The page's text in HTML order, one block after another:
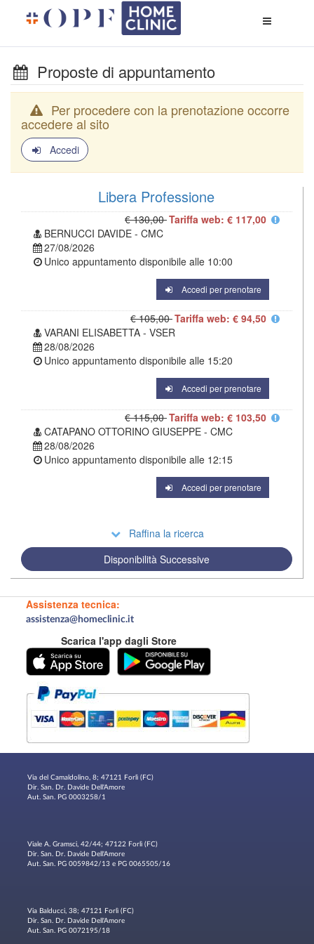
di
Proposte di appuntamento
Per procedere con la prenotazione occorre
accedere al sito
Accedi
Libera Professione
€ 130,00Tariffa web: € 117,00
BERNUCCI DAVIDE - CMC
27/08/2026
Unico appuntamento disponibile alle 10:00
Accedi per prenotare
€ 105,00Tariffa web: € 94,50
VARANI ELISABETTA - VSER
28/08/2026
Unico appuntamento disponibile alle 15:20
Accedi per prenotare
€ 115,00Tariffa web: € 103,50
CATAPANO OTTORINO GIUSEPPE - CMC
28/08/2026
Unico appuntamento disponibile alle 12:15
Accedi per prenotare
Raffina la ricerca
Disponibilità Successive
Assistenza tecnica:
assistenza@homeclinic.it
Scarica l'app dagli Store
Via del Camaldolino, 8; 47121 Forlì (FC)
Dir. San. Dr. Davide Dell'Amore
Aut. San. PG 0003258/1
Viale A. Gramsci, 42/44; 47122 Forlì (FC)
Dir. San. Dr. Davide Dell'Amore
Aut. San. PG 0059842/13 e PG 0065505/16
Via Balducci, 38; 47121 Forlì (FC)
Dir. San. Dr. Davide Dell'Amore
Aut. San. PG 0072195/18